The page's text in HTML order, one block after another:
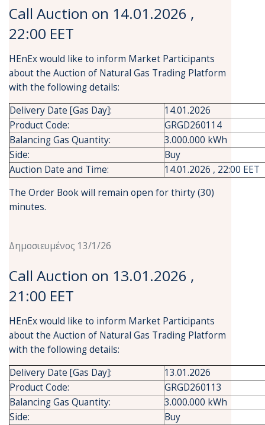
Call Auction on 14.01.2026 ,
22:00 EET
HEnEx would like to inform Market Participants
about the Auction of Natural Gas Trading Platform
with the following details:
Delivery Date [Gas Day]:
14.01.2026
Product Code:
GRGD260114
Balancing Gas Quantity:
3.000.000 kWh
Side:
Buy
Auction Date and Time:
14.01.2026 , 22:00 EET
The Order Book will remain open for thirty (30)
minutes.
Δημοσιευμένος 13/1/26
Call Auction on 13.01.2026 ,
21:00 EET
HEnEx would like to inform Market Participants
about the Auction of Natural Gas Trading Platform
with the following details:
Delivery Date [Gas Day]:
13.01.2026
Product Code:
GRGD260113
Balancing Gas Quantity:
3.000.000 kWh
Side:
Buy